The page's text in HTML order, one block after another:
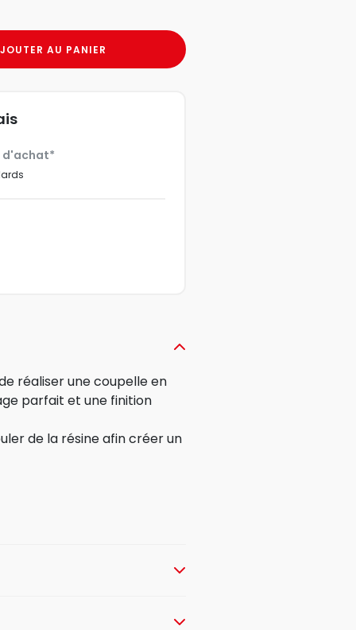
AU PANIER
d'achat*
réaliser une coupelle en
parfait et une finition
de la résine afin créer un